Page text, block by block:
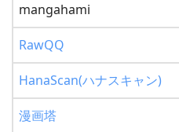
mangahami
RawQQ
HanaScan(ハナスキャン)
漫画塔